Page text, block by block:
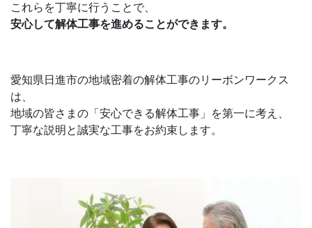
これらを丁寧に行うことで、
安心して解体工事を進めることができます。
愛知県日進市の地域密着の解体工事のリーボンワークス
は、
地域の皆さまの「安心できる解体工事」を第一に考え、
丁寧な説明と誠実な工事をお約束します。